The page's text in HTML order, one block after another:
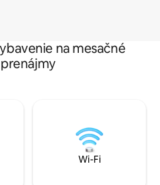
na mesačné
prenájmy
Wi-Fi